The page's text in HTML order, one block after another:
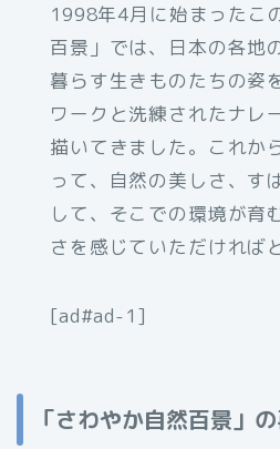
1998年4月に始まったこ
百景」では、日本の各地
暮らす生きものたちの姿
ワークと洗練されたナレ
描いてきました。これか
って、自然の美しさ、す
して、そこでの環境が育
さを感じていただければ
[ad#ad-1]
「さわやか自然百景」